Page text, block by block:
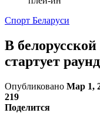
Спорт Беларуси
В
стартует
Опубликовано Мар 1,
219
Поделится